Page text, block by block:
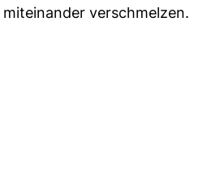
verschmelzen.